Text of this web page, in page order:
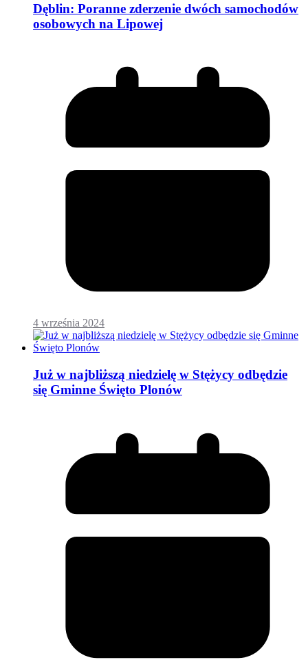
Dęblin: Poranne zderzenie dwóch samochodów
osobowych na Lipowej
4 września 2024
Już w najbliższą niedzielę w Stężycy odbędzie
się Gminne Święto Plonów